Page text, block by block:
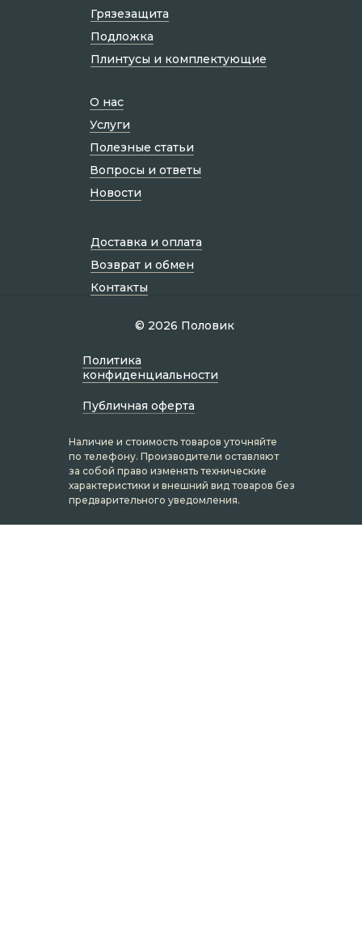
О нас
Услуги
Полезные статьи
Вопросы и ответы
Новости
Доставка и оплата
Возврат и обмен
Контакты
© 2026 Половик
Наличие и стоимость товаров уточняйте
по телефону. Производители оставляют
за собой право изменять технические
характеристики и внешний вид товаров без
предварительного уведомления.
Грязезащита
Подложка
Плинтусы и комплектующие
Политик а
конфиденциальности
Публичная оферта